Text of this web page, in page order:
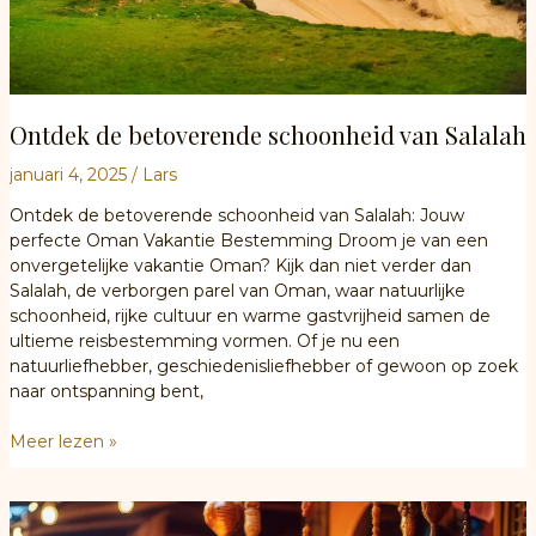
Ontdek de betoverende schoonheid van Salalah
januari 4, 2025 / Lars
Ontdek de betoverende schoonheid van Salalah: Jouw
perfecte Oman Vakantie Bestemming Droom je van een
onvergetelijke vakantie Oman? Kijk dan niet verder dan
Salalah, de verborgen parel van Oman, waar natuurlijke
schoonheid, rijke cultuur en warme gastvrijheid samen de
ultieme reisbestemming vormen. Of je nu een
natuurliefhebber, geschiedenisliefhebber of gewoon op zoek
naar ontspanning bent,
Ontdek
schoonheid
Meer lezen »